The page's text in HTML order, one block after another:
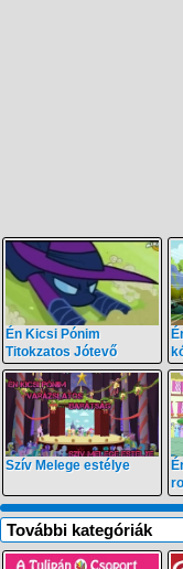
Én Kicsi Pónim
Titokzatos Jótevő
Szív Melege estélye
További kategóriák